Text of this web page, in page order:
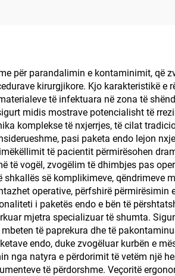
për parandalimin e kontaminimit, që
kirurgjikore. Kjo karakteristikë
të infektuara në zona të
midis mostrave potencialisht të
komplekse të nxjerrjes, të cilat
pasi paketa endo lejon
të pacientit përmirësohen
të vogël, zvogëlim të dhimbjes pas
së komplikimeve, qëndrimeve
operative, përfshirë
i paketës endo e bën të
mjetra specializuar të shumta.
të paprekura dhe të
endo, duke zvogëluar kurbën e
nga natyra e përdorimit të vetëm një
të përdorshme. Veçoritë